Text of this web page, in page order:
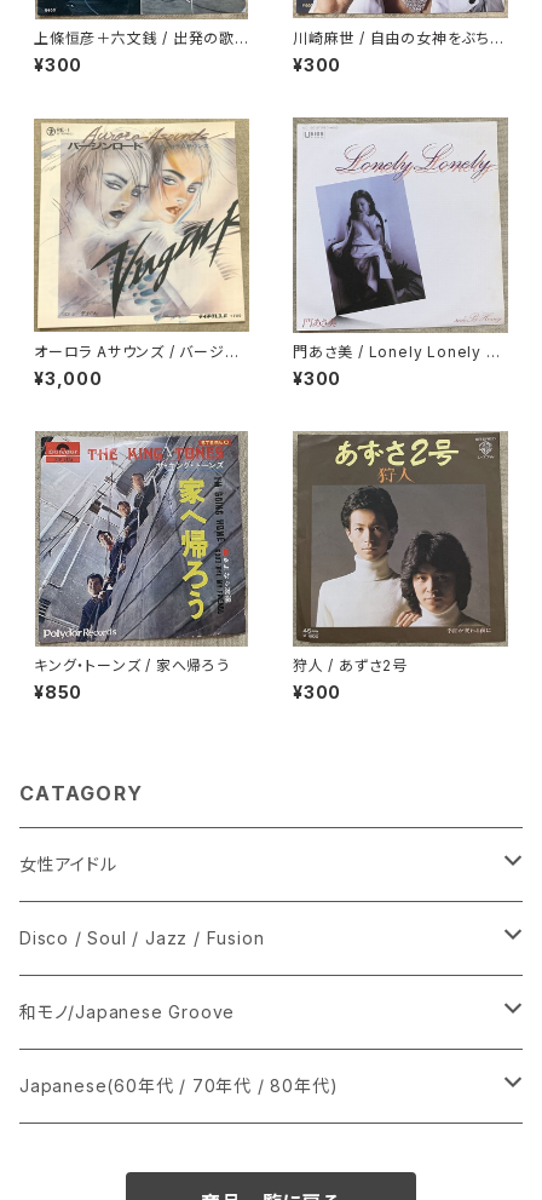
上條恒彦＋六文銭 / 出発の歌 -
失なわれた時を求めて-
¥300
川崎麻世 / 自由の女神をぶちこ
わせ
¥300
オーロラ Aサウンズ / バージン
ロード
¥3,000
門あさ美 / Lonely Lonely H
oney
¥300
キング・トーンズ / 家へ帰ろう
¥850
狩人 / あずさ2号
¥300
CATAGORY
女性アイドル
シングル盤
あ行
か行
LP
CD
Disco / Soul / Jazz / Fusion
シングル盤
A
12インチ・シングル
和モノ/Japanese Groove
シングル盤
Japanese(60年代 / 70年代 / 80年代)